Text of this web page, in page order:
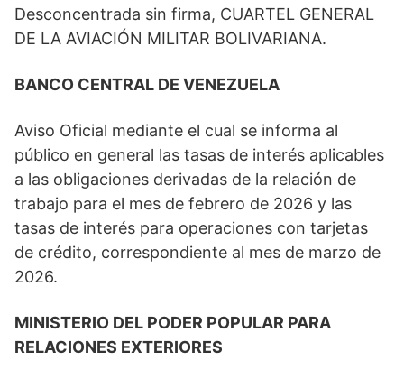
Desconcentrada sin firma, CUARTEL GENERAL
DE LA AVIACIÓN MILITAR BOLIVARIANA.
BANCO CENTRAL DE VENEZUELA
Aviso Oficial mediante el cual se informa al
público en general las tasas de interés aplicables
a las obligaciones derivadas de la relación de
trabajo para el mes de febrero de 2026 y las
tasas de interés para operaciones con tarjetas
de crédito, correspondiente al mes de marzo de
2026.
MINISTERIO DEL PODER POPULAR PARA
RELACIONES EXTERIORES